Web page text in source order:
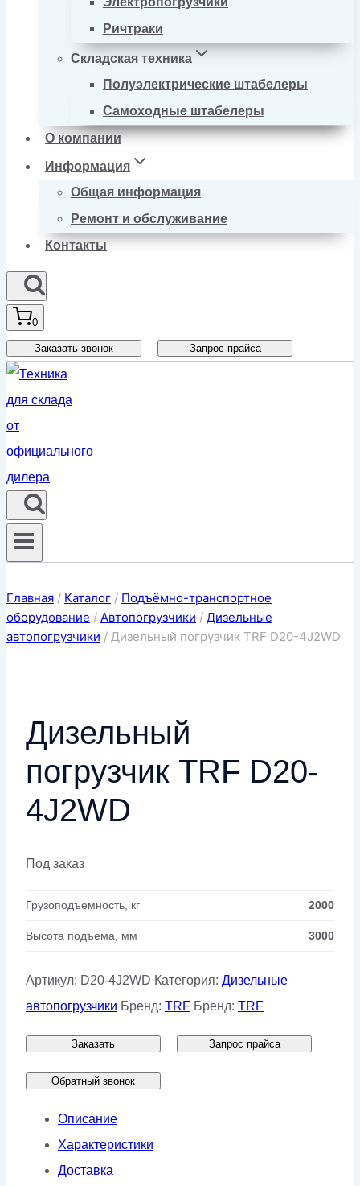
Ричтраки
Складская техника
Полуэлектрические штабелеры
Самоходные штабелеры
О компании
Информация
Общая информация
Ремонт и обслуживание
Контакты
0
Заказать звонок Запрос прайса
Главная / Каталог / Подъёмно-транспортное
оборудование / Автопогрузчики / Дизельные
автопогрузчики / Дизельный погрузчик TRF D20-4J2WD
Дизельный
погрузчик TRF D20-
4J2WD
Под заказ
Грузоподъемность, кг 2000
Высота подъема, мм 3000
Артикул: D20-4J2WD Категория: Дизельные
автопогрузчики Бренд: TRF Бренд: TRF
Заказать Запрос прайса
Обратный звонок
Описание
Характеристики
Доставка